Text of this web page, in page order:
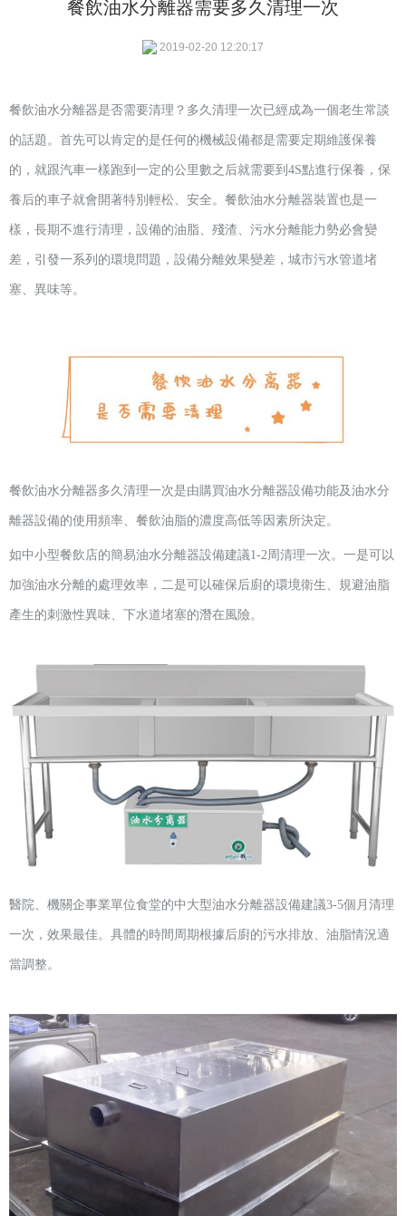
餐飲油水分離器需要多久清理一次
2019-02-20 12:20:17
餐飲油水分離器是否需要清理？多久清理一次已經成為一個老生常談
的話題。首先可以肯定的是任何的機械設備都是需要定期維護保養
的，就跟汽車一樣跑到一定的公里數之后就需要到 4S點進行保養，保
養后的車子就會開著特別輕松、安全。餐飲油水分離器裝置也是一
樣，長期不進行清理，設備的油脂、殘渣、污水分離能力勢必會變
差，引發一系列的環境問題，設備分離效果變差，城市污水管道堵
塞、異味等。
餐飲油水分離器多久清理一次是由購買油水分離器設備功能及油水分
離器設備的使用頻率、餐飲油脂的濃度高低等因素所決定。
如中小型餐飲店的簡易油水分離器設備建議1-2周清理一次。一是可以
加強油水分離的處理效率，二是可以確保后廚的環境衛生、規避油脂
產生的刺激性異味、下水道堵塞的潛在風險。
醫院、機關企事業單位食堂的中大型油水分離器設備建議3-5個月清理
一次，效果最佳。具體的時間周期根據后廚的污水排放、油脂情況適
當調整。